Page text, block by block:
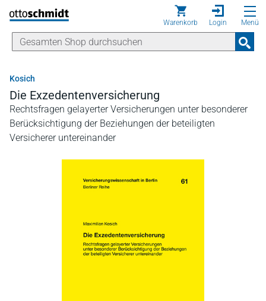
Direkt zum Inhalt
Warenkorb Login Menü
Kosich
Die Exzedentenversicherung
Rechtsfragen gelayerter Versicherungen unter besonderer
Berücksichtigung der Beziehungen der beteiligten
Versicherer untereinander